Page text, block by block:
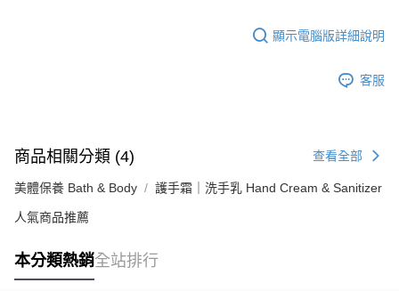
顯示電腦版詳細說明
客服
商品相關分類 (4) 查看全部
美體保養 Bath & Body 護手霜｜洗手乳 Hand Cream & Sanitizer
人氣商品推薦
本分類熱銷全站排行